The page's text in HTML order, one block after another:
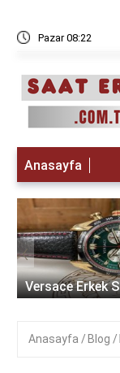
Pazar 08:22
Anasayfa
Versace Erkek
‹
Anasayfa Blog